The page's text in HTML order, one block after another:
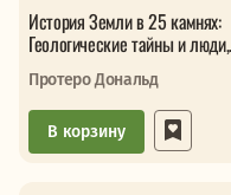
История Земли в 25 камнях:
Геологические тайны и люди,
Протеро Дональд
В корзину